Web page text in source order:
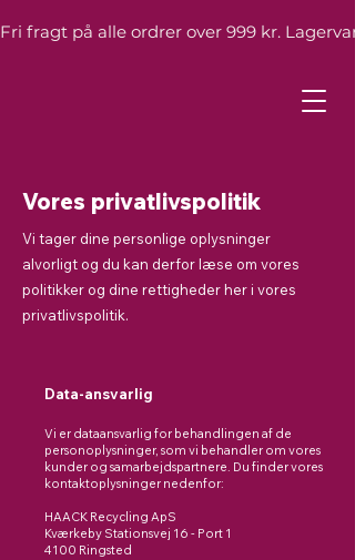
Fri fragt på alle ordrer over 999 kr.
Vores privatlivspolitik
Vi tager dine personlige oplysninger
alvorligt og du kan derfor læse om vores
politikker og dine rettigheder her i vores
privatlivspolitik.
Data-ansvarlig
Vi er dataansvarlig for behandlingen af de
personoplysninger, som vi behandler om vores
kunder og samarbejdspartnere. Du finder vores
kontaktoplysninger nedenfor:
HAACK Recycling ApS
Kværkeby Stationsvej 16 - Port 1
4100 Ringsted